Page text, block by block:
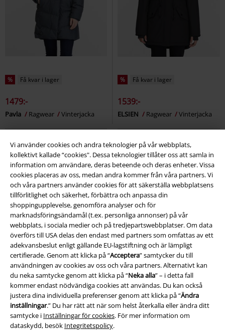
Vi använder cookies och andra teknologier på vår webbplats,
kollektivt kallade “cookies". Dessa teknologier tillåter oss att samla in
information om användare, deras beteende och deras enheter. Vissa
cookies placeras av oss, medan andra kommer från våra partners. Vi
och våra partners använder cookies för att säkerställa webbplatsens
tillförlitlighet och säkerhet, förbättra och anpassa din
shoppingupplevelse, genomföra analyser och för
marknadsföringsändamål (t.ex. personliga annonser) på vår
webbplats, i sociala medier och på tredjepartswebbplatser. Om data
överförs till USA delas den endast med partners som omfattas av ett
adekvansbeslut enligt gällande EU-lagstiftning och är lämpligt
certifierade. Genom att klicka på “Acceptera” samtycker du till
användningen av cookies av oss och våra partners. Alternativt kan
du neka samtycke genom att klicka på “Neka alla” – i detta fall
kommer endast nödvändiga cookies att användas. Du kan också
justera dina individuella preferenser genom att klicka på “Ändra
inställningar.” Du har rätt att när som helst återkalla eller ändra ditt
samtycke i Inställningar för cookies. För mer information om
dataskydd, besök Integritetspolicy.
% Få kvar i lager
1479:-
Pavla Ragwear Vinterjacka
% Få kvar i lager
1539:-
ELSIEN Ragwear Vinterjacka
% Få kvar i lager Få kvar i lager